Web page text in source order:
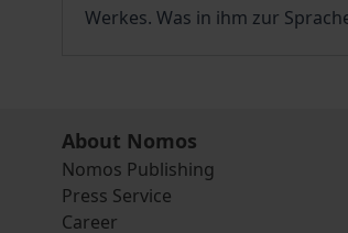
Werkes. Was in ihm zur
About Nomos
Nomos Publishing
Press Service
Career